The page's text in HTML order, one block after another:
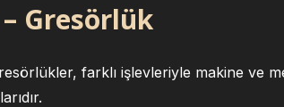
Gresörlük
farklı işlevleriyle makine ve